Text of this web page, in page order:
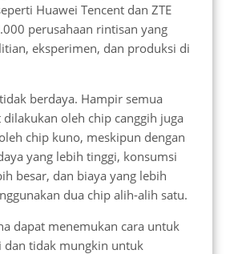
Huawei Tencent dan ZTE
perusahaan rintisan yang
eksperimen, dan produksi di
berdaya. Hampir semua
dilakukan oleh chip canggih juga
chip kuno, meskipun dengan
yang lebih tinggi, konsumsi
besar, dan biaya yang lebih
dua chip alih-alih satu.
dapat menemukan cara untuk
dan tidak mungkin untuk